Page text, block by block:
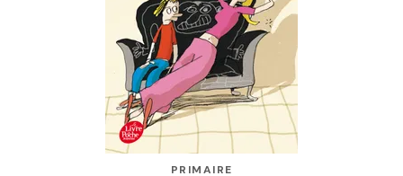
PRIMAIRE